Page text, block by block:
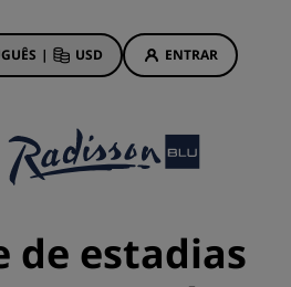
| USD ENTRAR
de hotéis
desde o primeiro
de estadias